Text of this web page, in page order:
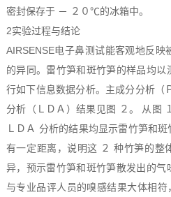
密封保存于 － ２０℃的冰箱中。
2实验过程与结论
AIRSENSE电子鼻测试能客观地反
的异同。雷竹笋和斑竹笋的样品均
行如下信息数据分析。主成分分析（
分析（ＬＤＡ）结果见图 ２。 从图
ＬＤＡ 分析的结果均显示雷竹笋和
有一定距离，说明这 ２ 种竹笋的整
异，预示雷竹笋和斑竹笋散发出的气
与专业品评人员的嗅感结果大体相